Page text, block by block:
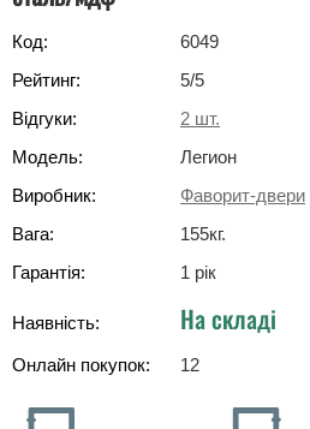
Код:
6049
Рейтинг:
5/5
Відгуки:
2 шт.
Модель:
Легион
Виробник:
Фаворит-двери
Вага:
155кг.
Гарантія:
1 рік
Наявність: На складі
Онлайн покупок: 12